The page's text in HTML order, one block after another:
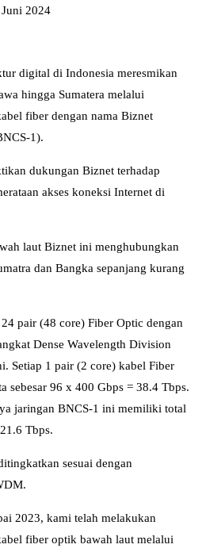
2024
digital di Indonesia meresmikan
hingga Sumatera melalui
fiber dengan nama Biznet
1).
dukungan Biznet terhadap
akses koneksi Internet di
laut Biznet ini menghubungkan
dan Bangka sepanjang kurang
pair (48 core) Fiber Optic dengan
Dense Wavelength Division
Setiap 1 pair (2 core) kabel Fiber
sebesar 96 x 400 Gbps = 38.4 Tbps.
jaringan BNCS-1 ini memiliki total
Tbps.
sesuai dengan
2023, kami telah melakukan
fiber optik bawah laut melalui